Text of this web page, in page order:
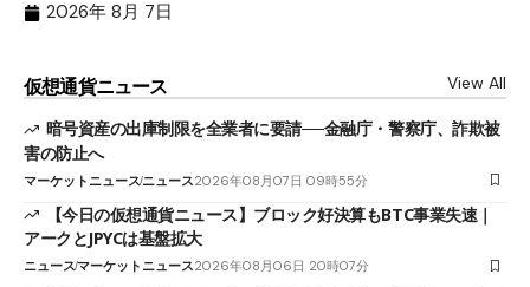
2026年 8月 7日
仮想通貨ニュース View All
暗号資産の出庫制限を全業者に要請──金融庁・警察庁、詐欺被
害の防止へ
マーケットニュースニュース2026年08月07日 09時55分
【今日の仮想通貨ニュース】ブロック好決算もBTC事業失速｜
アークとJPYCは基盤拡大
ニュースマーケットニュース2026年08月06日 20時07分